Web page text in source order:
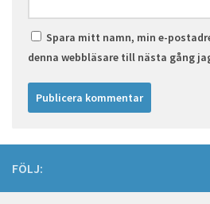
Spara mitt namn, min e-
denna webbläsare till nästa gång
FÖLJ: